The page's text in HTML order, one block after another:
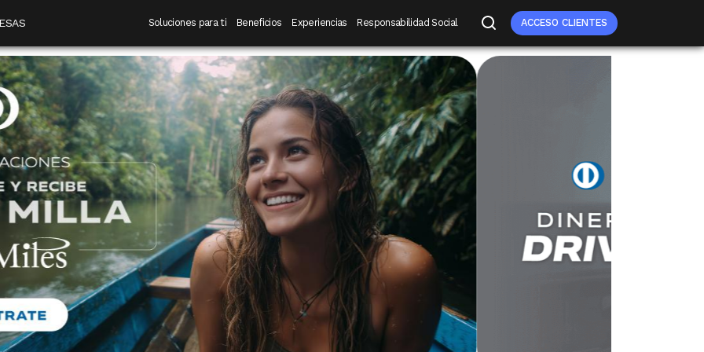
Navegación principal
Soluciones para ti Beneficios Experiencias Responsabilidad Social ACCESO CLIENTES